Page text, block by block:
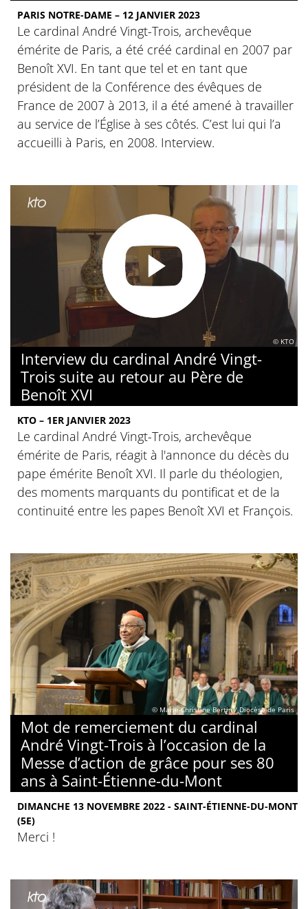
PARIS NOTRE-DAME – 12 JANVIER 2023
Le cardinal André Vingt-Trois, archevêque
émérite de Paris, a été créé cardinal en 2007 par
Benoît XVI. En tant que tel et en tant que
président de la Conférence des évêques de
France de 2007 à 2013, il a été amené à travailler
au service de l’Église à ses côtés. C’est lui qui l’a
accueilli à Paris, en 2008. Interview.
© KTO
Interview du cardinal André Vingt-
Trois suite au retour au Père de
Benoît XVI
KTO – 1ER JANVIER 2023
Le cardinal André Vingt-Trois, archevêque
émérite de Paris, réagit à l'annonce du décès du
pape émérite Benoît XVI. Il parle du théologien,
des moments marquants du pontificat et de la
continuité entre les papes Benoît XVI et François.
© Marie-Christine Bertin / Diocèse de Paris
Mot de remerciement du cardinal
André Vingt-Trois à l’occasion de la
Messe d’action de grâce pour ses 80
ans à Saint-Étienne-du-Mont
DIMANCHE 13 NOVEMBRE 2022 - SAINT-ÉTIENNE-DU-MONT
(5E)
Merci !